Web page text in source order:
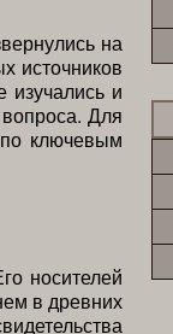
на
источников
изучались и
Для
ключевым
носителей
в древних